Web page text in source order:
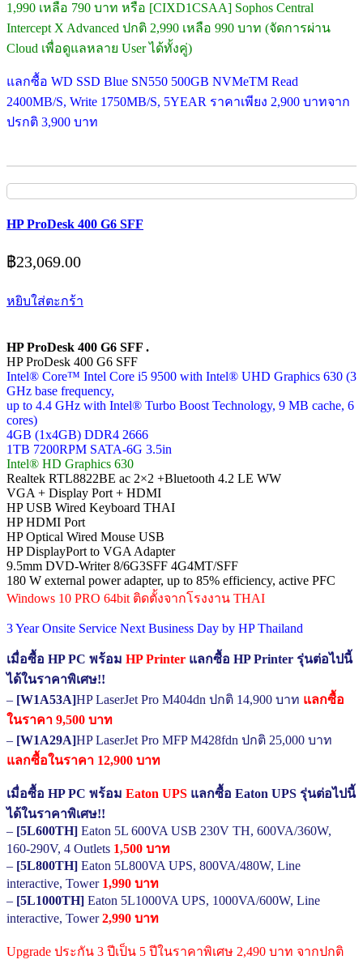
1,990 เหลือ 790 บาท หรือ [CIXD1CSAA] Sophos Central
Intercept X Advanced ปกติ 2,990 เหลือ 990 บาท (จัดการผ่าน
Cloud เพื่อดูแลหลาย User ได้ทั้งคู่)
แลกซื้อ WD SSD Blue SN550 500GB NVMeTM Read
2400MB/S, Write 1750MB/S, 5YEAR ราคาเพียง 2,900 บาทจาก
ปรกติ 3,900 บาท
HP ProDesk 400 G6 SFF
฿23,069.00
หยิบใส่ตะกร้า
HP ProDesk 400 G6 SFF .
HP ProDesk 400 G6 SFF
Intel® Core™ Intel Core i5 9500 with Intel® UHD Graphics 630 (3
GHz base frequency,
up to 4.4 GHz with Intel® Turbo Boost Technology, 9 MB cache, 6
cores)
4GB (1x4GB) DDR4 2666
1TB 7200RPM SATA-6G 3.5in
Intel® HD Graphics 630
Realtek RTL8822BE ac 2×2 +Bluetooth 4.2 LE WW
VGA + Display Port + HDMI
HP USB Wired Keyboard THAI
HP HDMI Port
HP Optical Wired Mouse USB
HP DisplayPort to VGA Adapter
9.5mm DVD-Writer 8/6G3SFF 4G4MT/SFF
180 W external power adapter, up to 85% efficiency, active PFC
Windows 10 PRO 64bit ติดตั้งจากโรงงาน THAI
3 Year Onsite Service Next Business Day by HP Thailand
เมื่อซื้อ HP PC พร้อม HP Printer แลกซื้อ HP Printer รุ่นต่อไปนี้
ได้ในราคาพิเศษ!!
– [W1A53A]HP LaserJet Pro M404dn ปกติ 14,900 บาท แลกซื้อ
ในราคา 9,500 บาท
– [W1A29A]HP LaserJet Pro MFP M428fdn ปกติ 25,000 บาท
แลกซื้อในราคา 12,900 บาท
เมื่อซื้อ HP PC พร้อม Eaton UPS แลกซื้อ Eaton UPS รุ่นต่อไปนี้
ได้ในราคาพิเศษ!!
– [5L600TH] Eaton 5L 600VA USB 230V TH, 600VA/360W,
160-290V, 4 Outlets 1,500 บาท
– [5L800TH] Eaton 5L800VA UPS, 800VA/480W, Line
interactive, Tower 1,990 บาท
– [5L1000TH] Eaton 5L1000VA UPS, 1000VA/600W, Line
interactive, Tower2,990 บาท
Upgrade ประกัน 3 ปีเป็น 5 ปีในราคาพิเศษ 2,490 บาท จากปกติ